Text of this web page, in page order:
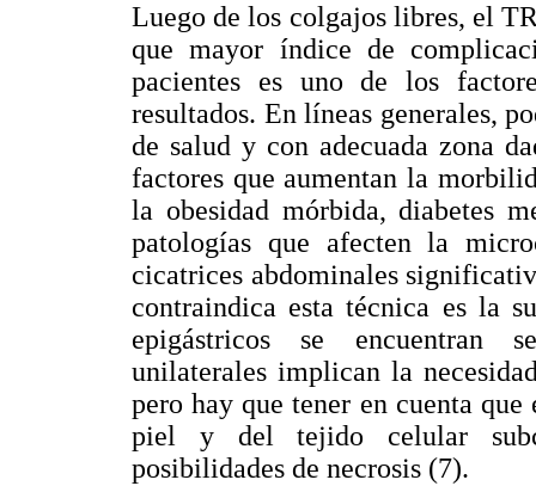
Luego de los colgajos libres, el
que mayor índice de
pacientes es uno de los
resultados. En líneas generales,
de salud y con adecuada zona
factores que aumentan la
la obesidad mórbida, diabetes
patologías que afecten la
cicatrices abdominales
contraindica esta técnica es la
epigástricos se encuentran
unilaterales implican la
pero hay que tener en cuenta
piel y del tejido celular
posibilidades de necrosis (7).